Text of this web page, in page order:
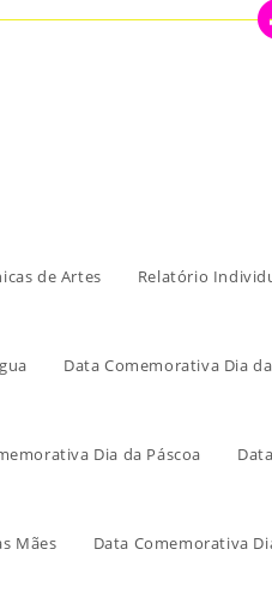
de Artes Relatório
Data Comemorativa Dia
Dia da Páscoa
Mães Data Comemorativa